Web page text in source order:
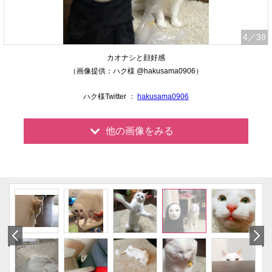
4 ／39
カオナシと顔好感
（画像提供：ハク様 @hakusama0906）
ハク様Twitter ： hakusama0906
他の画像をみる